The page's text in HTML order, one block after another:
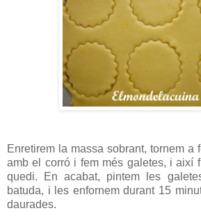
Enretirem la massa sobrant, tornem a
amb el corró i fem més galetes, i així
quedi. En acabat, pintem les
batuda, i les enfornem durant 15
daurades.